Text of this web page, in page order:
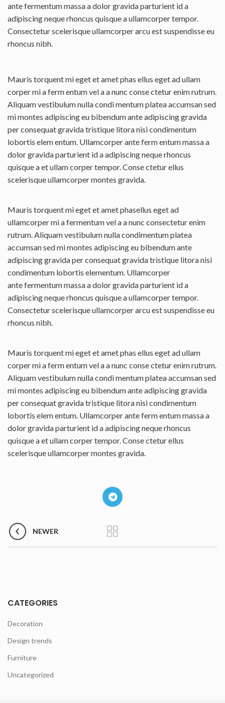
ante fermentum massa a dolor gravida parturient id a
adipiscing neque rhoncus quisque a ullamcorper tempor.
Consectetur scelerisque ullamcorper arcu est suspendisse eu
rhoncus nibh.
Mauris torquent mi eget et amet phas ellus eget ad ullam
corper mi a ferm entum vel a a nunc conse ctetur enim rutrum.
Aliquam vestibulum nulla condi mentum platea accumsan sed
mi montes adipiscing eu bibendum ante adipiscing gravida
per consequat gravida tristique litora nisi condimentum
lobortis elem entum. Ullamcorper ante ferm entum massa a
dolor gravida parturient id a adipiscing neque rhoncus
quisque a et ullam corper tempor. Conse ctetur ellus
scelerisque ullamcorper montes gravida.
Mauris torquent mi eget et amet phasellus eget ad
ullamcorper mi a fermentum vel a a nunc consectetur enim
rutrum. Aliquam vestibulum nulla condimentum platea
accumsan sed mi montes adipiscing eu bibendum ante
adipiscing gravida per consequat gravida tristique litora nisi
condimentum lobortis elementum. Ullamcorper
ante fermentum massa a dolor gravida parturient id a
adipiscing neque rhoncus quisque a ullamcorper tempor.
Consectetur scelerisque ullamcorper arcu est suspendisse eu
rhoncus nibh.
Mauris torquent mi eget et amet phas ellus eget ad ullam
corper mi a ferm entum vel a a nunc conse ctetur enim rutrum.
Aliquam vestibulum nulla condi mentum platea accumsan sed
mi montes adipiscing eu bibendum ante adipiscing gravida
per consequat gravida tristique litora nisi condimentum
lobortis elem entum. Ullamcorper ante ferm entum massa a
dolor gravida parturient id a adipiscing neque rhoncus
quisque a et ullam corper tempor. Conse ctetur ellus
scelerisque ullamcorper montes gravida.
NEWER
CATEGORIES
Decoration
Design trends
Furniture
Uncategorized